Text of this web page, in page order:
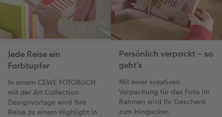
Jede Reise ein
Farbtupfer
In einem CEWE FOTOBUCH
mit der Art Collection
Designvorlage wird Ihre
Reise zu einem Highlight in
Persönlich verpackt – so
geht’s
Mit einer kreativen
Verpackung für das Foto im
Rahmen wird Ihr Geschenk
zum Hingucker.